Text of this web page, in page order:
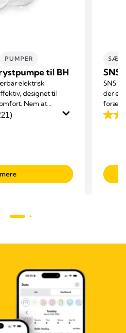
PUMPER
til BH
elektrisk
designet til
Nem at
brug
SNS
SNS
der er
tilføre
3.5
25